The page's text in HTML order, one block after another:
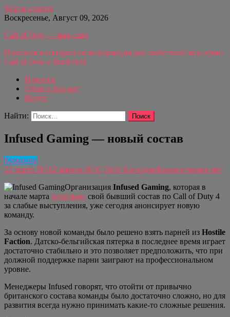
Skip to content
Воскресенье, Август 09, 2026
Call of Duty — фан-сайт
Полезная и интересная информация для любителей игр серии
Call of Duty и Battlefield
Новости
Обои и фан-арт
Видео
Найти:
Infused Gaming — новый состав
Команды
22 марта 20102 апреля 2010 Петр КартодинКомментариев нет
Организация Infused Gaming, которая в
начале марта разогнала свой бывший состав по Call of Duty 4
за слабые выступления, уже сегодня анонсирует новую
команду.
За основу новой команды было решено взять парней из Hostile
Faction. Датско-бельгийская пятерка в последнее время играет
достаточно стабильно и это позволяет предположить, что при
должной поддержке парни заиграют на профессиональном
уровне.
Менеджеры Infused говорят, что отойти от привычно
британского состава команды было достаточно сложно, но для
развития всегда нужно принимать какие-то сложные решения.